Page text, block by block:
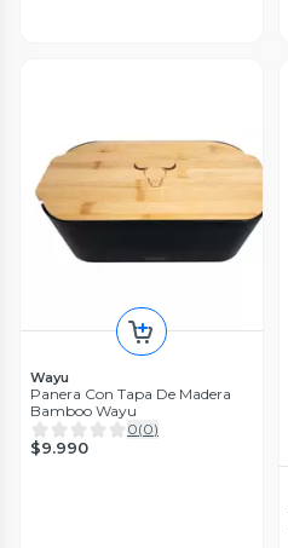
Wayu
Panera Con Tapa De Madera
Bamboo Wayu
0(0)
$9.990